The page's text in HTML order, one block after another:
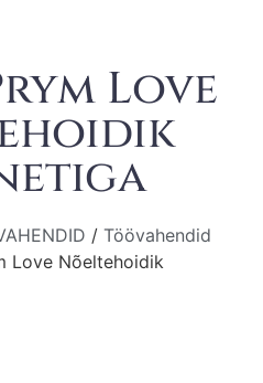
Love
/ Töövahendid
Love Nõeltehoidik